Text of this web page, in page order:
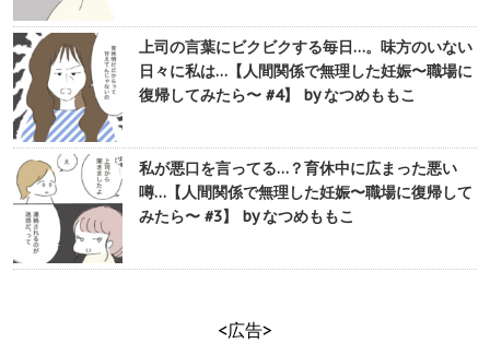
上司の言葉にビクビクする毎日…。味方のいない
日々に私は…【人間関係で無理した妊娠〜職場に
復帰してみたら〜 #4】 by なつめももこ
私が悪口を言ってる…？育休中に広まった悪い
噂…【人間関係で無理した妊娠〜職場に復帰して
みたら〜 #3】 by なつめももこ
<広告>